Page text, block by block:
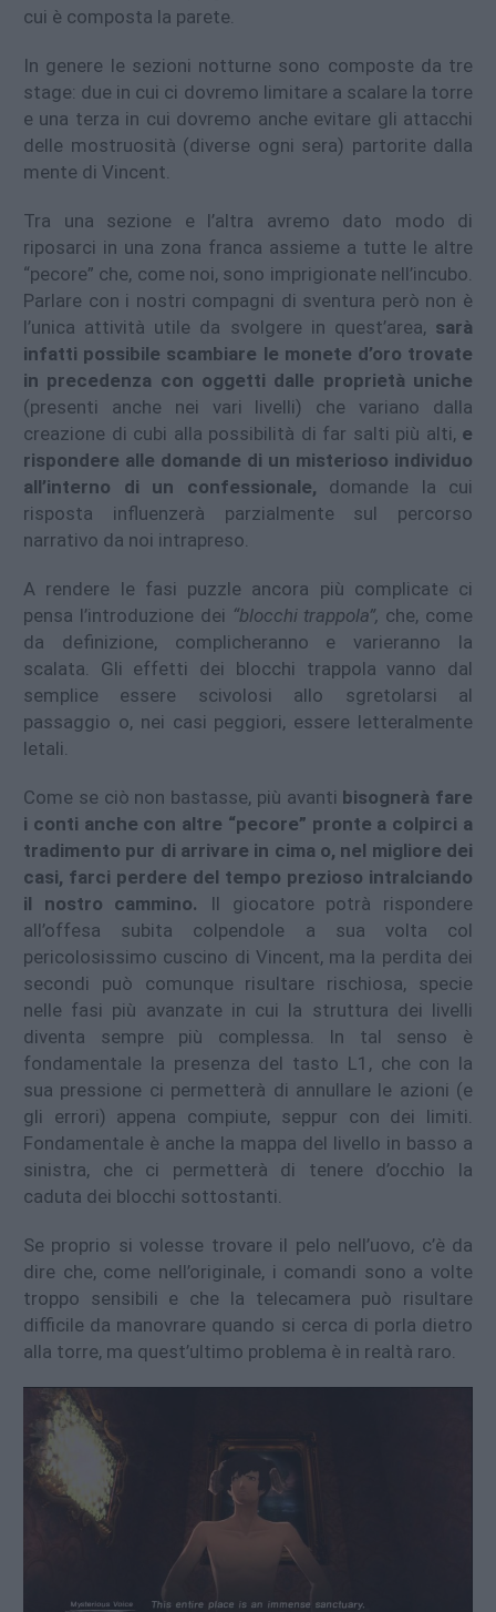
cui è composta la parete.
In genere le sezioni notturne sono composte da tre
stage: due in cui ci dovremo limitare a scalare la torre
e una terza in cui dovremo anche evitare gli attacchi
delle mostruosità (diverse ogni sera) partorite dalla
mente di Vincent.
Tra una sezione e l’altra avremo dato modo di
riposarci in una zona franca assieme a tutte le altre
“pecore” che, come noi, sono imprigionate nell’incubo.
Parlare con i nostri compagni di sventura però non è
l’unica attività utile da svolgere in quest’area, sarà
infatti possibile scambiare le monete d’oro trovate
in precedenza con oggetti dalle proprietà uniche
(presenti anche nei vari livelli) che variano dalla
creazione di cubi alla possibilità di far salti più alti, e
rispondere alle domande di un misterioso individuo
all’interno di un confessionale, domande la cui
risposta influenzerà parzialmente sul percorso
narrativo da noi intrapreso.
A rendere le fasi puzzle ancora più complicate ci
pensa l’introduzione dei “blocchi trappola”, che, come
da definizione, complicheranno e varieranno la
scalata. Gli effetti dei blocchi trappola vanno dal
semplice essere scivolosi allo sgretolarsi al
passaggio o, nei casi peggiori, essere letteralmente
letali.
Come se ciò non bastasse, più avanti bisognerà fare
i conti anche con altre “pecore” pronte a colpirci a
tradimento pur di arrivare in cima o, nel migliore dei
casi, farci perdere del tempo prezioso intralciando
il nostro cammino.
Il giocatore potrà rispondere
all’offesa subita colpendole a sua volta col
pericolosissimo cuscino di Vincent, ma la perdita dei
secondi può comunque risultare rischiosa, specie
nelle fasi più avanzate in cui la struttura dei livelli
diventa sempre più complessa. In tal senso è
fondamentale la presenza del tasto L1, che con la
sua pressione ci permetterà di annullare le azioni (e
gli errori) appena compiute, seppur con dei limiti.
Fondamentale è anche la mappa del livello in basso a
sinistra, che ci permetterà di tenere d’occhio la
caduta dei blocchi sottostanti.
Se proprio si volesse trovare il pelo nell’uovo, c’è da
dire che, come nell’originale, i comandi sono a volte
troppo sensibili e che la telecamera può risultare
difficile da manovrare quando si cerca di porla dietro
alla torre, ma quest’ultimo problema è in realtà raro.